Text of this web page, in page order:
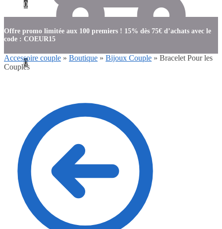
0
0
Offre promo limitée aux 100 premiers ! 15% dès 75€ d’achats avec le
code : COEUR15
Accessoire couple » Boutique » Bijoux Couple » Bracelet Pour les
Couples